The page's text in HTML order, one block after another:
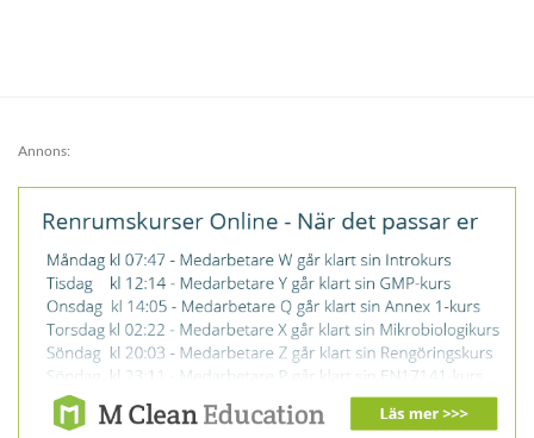
Annons: